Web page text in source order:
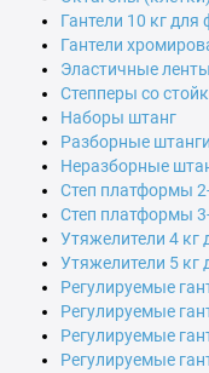
Гантели 10 кг для
Гантели
Эластичные
Степперы со
Наборы штанг
Разборные штанги
Неразборные
Степ платформы
Степ платформы
Утяжелители 4 кг
Утяжелители 5 кг
Регулируемые
Регулируемые
Регулируемые
Регулируемые